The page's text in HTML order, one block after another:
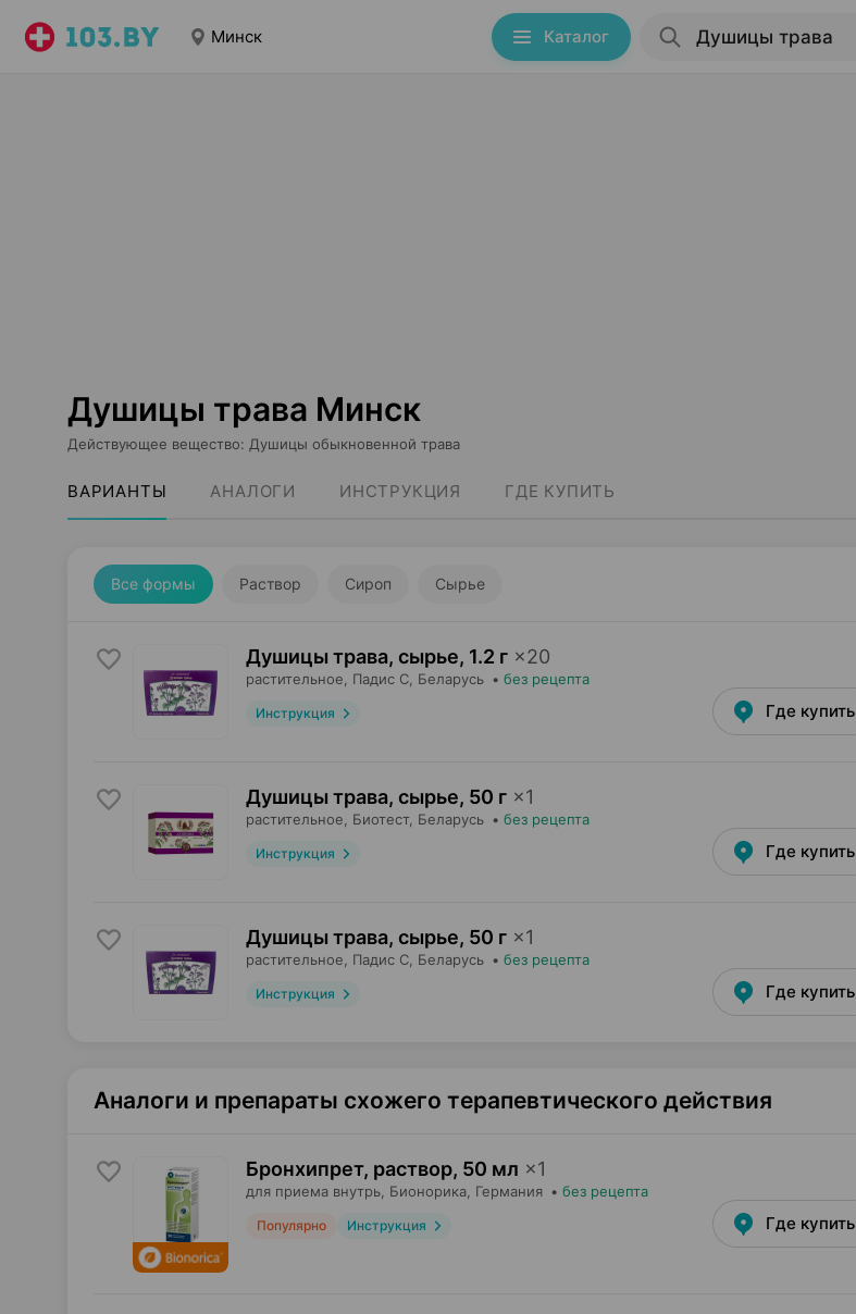
Минск Каталог
Душицы трава Минск
Действующее вещество: Душицы обыкновенной трава
ВАРИАНТЫ АНАЛОГИ ИНСТРУКЦИЯ ГДЕ КУПИТЬ
Все формы Раствор Сироп Сырье
Душицы трава, сырье, 1.2 г ×20
растительное, Падис С , Беларусь • без рецепта
Инструкция Где купить
Душицы трава, сырье, 50 г ×1
растительное, Биотест, Беларусь • без рецепта
Инструкция Где купить
Душицы трава, сырье, 50 г ×1
растительное, Падис С , Беларусь • без рецепта
Инструкция Где купить
Аналоги и препараты схожего терапевтического действия
Бронхипрет, раствор, 50 мл ×1
для приема внутрь, Бионорика , Германия • без рецепта
Популярно Инструкция Где купить